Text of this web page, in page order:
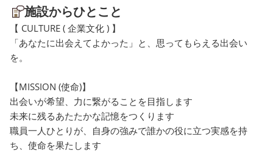
を育めるよう、専門的な視点
をもって支援を行っていま
す。 初めての場所に不安が
あるお子さまも、職員が気持
わりますので、ご安心くださ
い。 見学やご相談も随時受
け付けております。実際の雰
囲気や活動内容をご覧いただ
きながら、お子さまに合った
て活動を続けられるよう
施設からひとこと
【 CULTURE ( 企業文化 ) 】
「あなたに出会えてよかった」と、思ってもらえる出会い
を。
【MISSION (使命)】
出会いが希望、力に繋がることを目指します
未来に残るあたたかな記憶をつくります
職員一人ひとりが、自身の強みで誰かの役に立つ実感を持
ち、使命を果たします